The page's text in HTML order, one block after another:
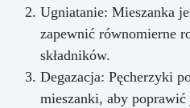
Ugniatanie: Mieszanka
zapewnić równomierne
składników.
Degazacja: Pęcherzyki
mieszanki, aby